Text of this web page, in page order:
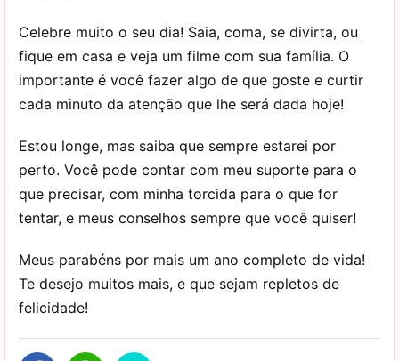
Celebre muito o seu dia! Saia, coma, se divirta, ou
fique em casa e veja um filme com sua família. O
importante é você fazer algo de que goste e curtir
cada minuto da atenção que lhe será dada hoje!
Estou longe, mas saiba que sempre estarei por
perto. Você pode contar com meu suporte para o
que precisar, com minha torcida para o que for
tentar, e meus conselhos sempre que você quiser!
Meus parabéns por mais um ano completo de vida!
Te desejo muitos mais, e que sejam repletos de
felicidade!